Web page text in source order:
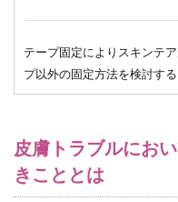
テープ固定によりスキンテ
プ以外の固定方法を検討する
皮膚トラブルにお
きこととは